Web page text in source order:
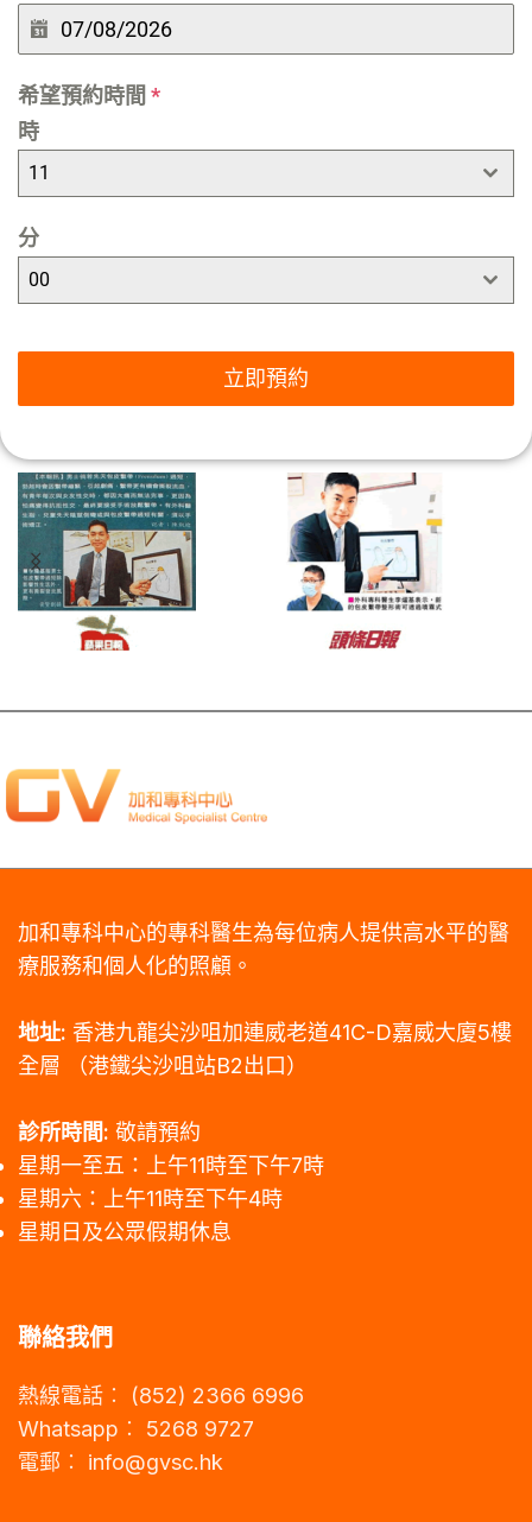
希望預約時間 *
時
11
分
00
立即預約
加和專科中心的專科醫生為每位病人提供高水平的醫
療服務和個人化的照顧。
地址: 香港九龍尖沙咀加連威老道41C-D嘉威大廈5樓
全層 （港鐵尖沙咀站B2出口）
診所時間: 敬請預約
星期一至五：上午11時至下午7時
星期六：上午11時至下午4時
星期日及公眾假期休息
聯絡我們
熱線電話︰ (852) 2366 6996
Whatsapp︰ 5268 9727
電郵︰ info@gvsc.hk